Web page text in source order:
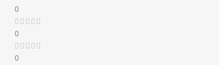
0
0
0